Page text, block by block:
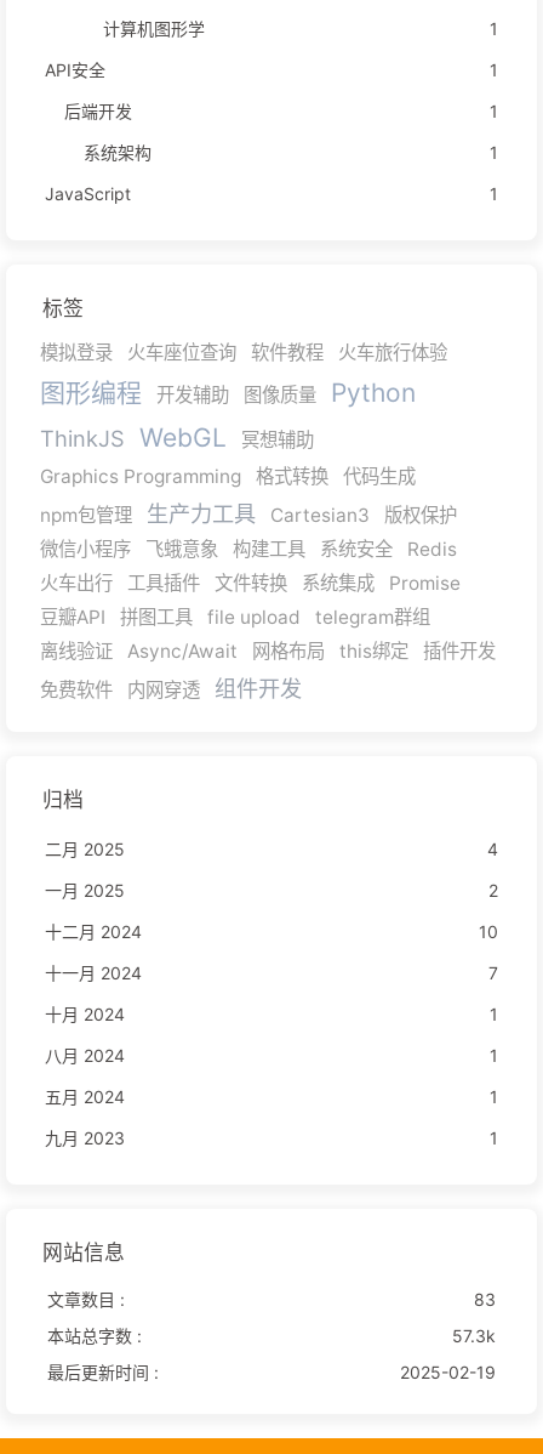
计算机图形学
1
API安全
1
后端开发
1
系统架构
1
JavaScript
1
标签
模拟登录 火车座位查询 软件教程 火车旅行体验
图形编程 开发辅助 图像质量 Python
ThinkJS WebGL
冥想辅助
Graphics Programming
格式转换
代码生成
npm包管理
生产力工具 Cartesian3
版权保护
微信小程序
飞蛾意象 构建工具 系统安全
Redis
火车出行
工具插件 文件转换 系统集成
Promise
豆瓣API
拼图工具 file upload
telegram群组
离线验证
Async/Await 网格布局 this绑定
插件开发
免费软件
内网穿透 组件开发
归档
二月 2025
4
一月 2025
2
十二月 2024
10
十一月 2024
7
十月 2024
1
八月 2024
1
五月 2024
1
九月 2023
1
网站信息
文章数目 :
83
本站总字数 :
57.3k
最后更新时间 :
2025-02-19